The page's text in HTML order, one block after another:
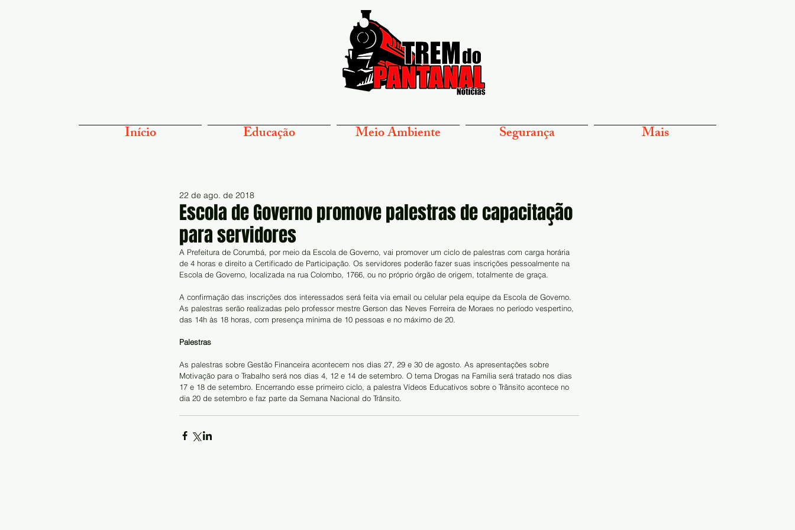
Início Educação Meio Ambiente Segurança Mais
Escola de Governo promove palestras de capacitação
para servidores
22 de ago. de 2018
A Prefeitura de Corumbá, por meio da Escola de Governo, vai promover um ciclo de palestras com carga horária
de 4 horas e direito a Certificado de Participação. Os servidores poderão fazer suas inscrições pessoalmente na
Escola de Governo, localizada na rua Colombo, 1766, ou no próprio órgão de origem, totalmente de graça.
A confirmação das inscrições dos interessados será feita via email ou celular pela equipe da Escola de Governo.
As palestras serão realizadas pelo professor mestre Gerson das Neves Ferreira de Moraes no período vespertino,
das 14h às 18 horas, com presença mínima de 10 pessoas e no máximo de 20.
Palestras
As palestras sobre Gestão Financeira acontecem nos dias 27, 29 e 30 de agosto. As apresentações sobre
Motivação para o Trabalho será nos dias 4, 12 e 14 de setembro. O tema Drogas na Família será tratado nos dias
17 e 18 de setembro. Encerrando esse primeiro ciclo, a palestra Vídeos Educativos sobre o Trânsito acontece no
dia 20 de setembro e faz parte da Semana Nacional do Trânsito.